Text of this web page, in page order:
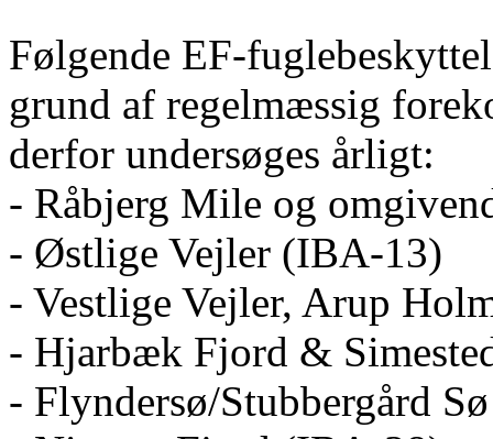
Følgende EF-
grund af regelmæssig
derfor undersøges årligt:
- Råbjerg Mile og
- Østlige Vejler (IBA-13)
- Vestlige Vejler, Arup
- Hjarbæk Fjord &
- Flyndersø/Stubbergård